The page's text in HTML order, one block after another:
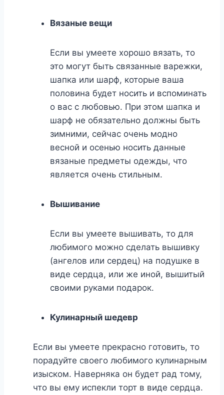
Вязаные вещи
Если вы умеете хорошо вязать, то
это могут быть связанные варежки,
шапка или шарф, которые ваша
половина будет носить и вспоминать
о вас с любовью. При этом шапка и
шарф не обязательно должны быть
зимними, сейчас очень модно
весной и осенью носить данные
вязаные предметы одежды, что
является очень стильным.
Вышивание
Если вы умеете вышивать, то для
любимого можно сделать вышивку
(ангелов или сердец) на подушке в
виде сердца, или же иной, вышитый
своими руками подарок.
Кулинарный шедевр
Если вы умеете прекрасно готовить, то
порадуйте своего любимого кулинарным
изыском. Наверняка он будет рад тому,
что вы ему испекли торт в виде сердца.